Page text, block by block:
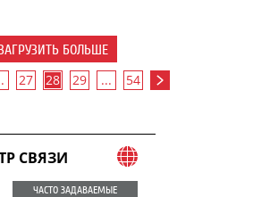
БОЛЬШЕ
27 28 29 ... 54
СВЯЗИ
ЧАСТО ЗАДАВАЕМЫЕ